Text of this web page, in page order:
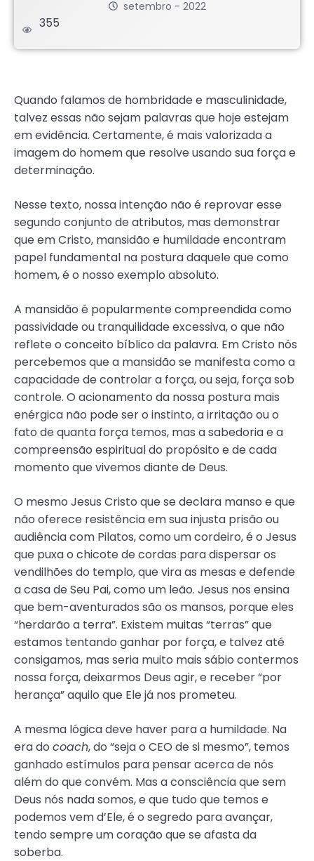
setembro - 2022
355
Quando falamos de hombridade e masculinidade,
talvez essas não sejam palavras que hoje estejam
em evidência. Certamente, é mais valorizada a
imagem do homem que resolve usando sua força e
determinação.
Nesse texto, nossa intenção não é reprovar esse
segundo conjunto de atributos, mas demonstrar
que em Cristo, mansidão e humildade encontram
papel fundamental na postura daquele que como
homem, é o nosso exemplo absoluto.
A mansidão é popularmente compreendida como
passividade ou tranquilidade excessiva, o que não
reflete o conceito bíblico da palavra. Em Cristo nós
percebemos que a mansidão se manifesta como a
capacidade de controlar a força, ou seja, força sob
controle. O acionamento da nossa postura mais
enérgica não pode ser o instinto, a irritação ou o
fato de quanta força temos, mas a sabedoria e a
compreensão espiritual do propósito e de cada
momento que vivemos diante de Deus.
O mesmo Jesus Cristo que se declara manso e que
não oferece resistência em sua injusta prisão ou
audiência com Pilatos, como um cordeiro, é o Jesus
que puxa o chicote de cordas para dispersar os
vendilhões do templo, que vira as mesas e defende
a casa de Seu Pai, como um leão. Jesus nos ensina
que bem-aventurados são os mansos, porque eles
“herdarão a terra”. Existem muitas “terras” que
estamos tentando ganhar por força, e talvez até
consigamos, mas seria muito mais sábio contermos
nossa força, deixarmos Deus agir, e receber “por
herança” aquilo que Ele já nos prometeu.
A mesma lógica deve haver para a humildade. Na
era do coach, do “seja o CEO de si mesmo”, temos
ganhado estímulos para pensar acerca de nós
além do que convém. Mas a consciência que sem
Deus nós nada somos, e que tudo que temos e
podemos vem d’Ele, é o segredo para avançar,
tendo sempre um coração que se afasta da
soberba.